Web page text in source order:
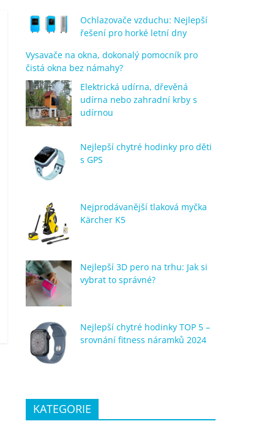
Ochlazovače vzduchu: Nejlepší
řešení pro horké letní dny
Vysavače na okna, dokonalý pomocník pro
čistá okna bez námahy?
Elektrická udírna, dřevěná
udírna nebo zahradní krby s
udírnou
Nejlepší chytré hodinky pro děti
s GPS
Nejprodávanější tlaková myčka
Kärcher K5
Nejlepší 3D pero na trhu: Jak si
vybrat to správné?
Nejlepší chytré hodinky TOP 5 –
srovnání fitness náramků 2024
KATEGORIE